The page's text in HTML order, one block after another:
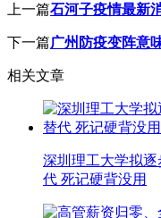
上一篇石河子疫情最新
下一篇广州防疫变阵意
相关文章
深圳理工大学拟
代 死记硬背没用